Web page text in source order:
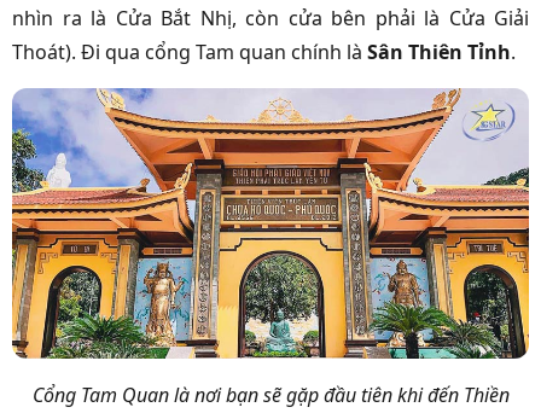
nhìn ra là Cửa Bắt Nhị, còn cửa bên phải là Cửa Giải
Thoát). Đi qua cổng Tam quan chính là Sân Thiên Tỉnh.
Cổng Tam Quan là nơi bạn sẽ gặp đầu tiên khi đến Thiền